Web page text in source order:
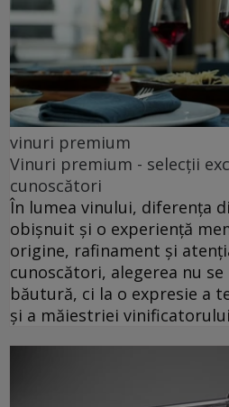
vinuri premium
Vinuri premium - selecții
cunoscători
În lumea vinului, diferența
obișnuit și o experiență
origine, rafinament și
cunoscători, alegerea nu
băutură, ci la o expresie a
și a măiestriei